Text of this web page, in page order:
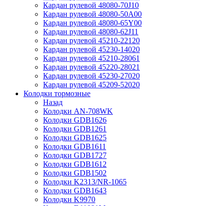
Кардан рулевой 48080-70J10
Кардан рулевой 48080-50A00
Кардан рулевой 48080-65Y00
Кардан рулевой 48080-62J11
Кардан рулевой 45210-22120
Кардан рулевой 45230-14020
Кардан рулевой 45210-28061
Кардан рулевой 45220-28021
Кардан рулевой 45230-27020
Кардан рулевой 45209-52020
Колодки тормозные
Назад
Колодки AN-708WK
Колодки GDB1626
Колодки GDB1261
Колодки GDB1625
Колодки GDB1611
Колодки GDB1727
Колодки GDB1612
Колодки GDB1502
Колодки K2313/NR-1065
Колодки GDB1643
Колодки K9970